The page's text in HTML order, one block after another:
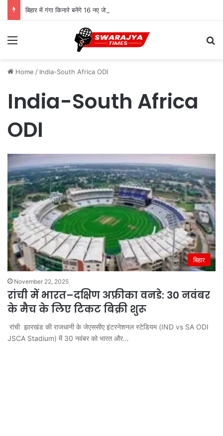
Menu
Home / India-South Africa ODI
India-South Africa
ODI
बिहार
November 22, 2025
रांची में भारत–दक्षिण अफ्रीका वनडे: 30 नवंबर
के मैच के लिए टिकट बिक्री शुरू
रांची झारखंड की राजधानी के जेएससीए इंटरनेशनल स्टेडियम (IND vs SA ODI
JSCA Stadium) में 30 नवंबर को भारत और…